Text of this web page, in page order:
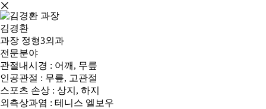
김경환
과장 정형3외과
전문분야
관절내시경 : 어깨, 무릎
인공관절 : 무릎, 고관절
스포츠 손상 : 상지, 하지
외측상과염 : 테니스 엘보우